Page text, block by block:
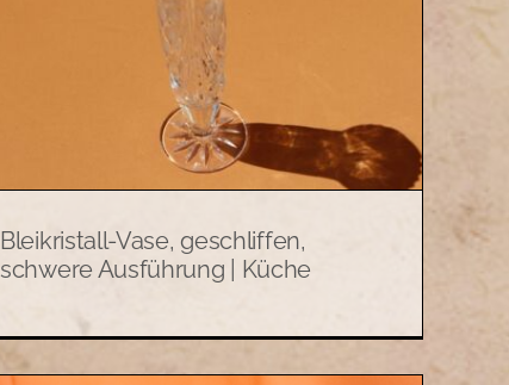
Bleikristall-Vase, geschliffen,
schwere Ausführung | Küche